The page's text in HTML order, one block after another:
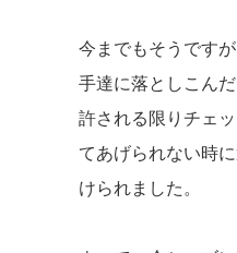
今までもそうです
手達に落としこん
許される限りチェ
てあげられない時
けられました。